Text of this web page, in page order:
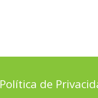
Política de